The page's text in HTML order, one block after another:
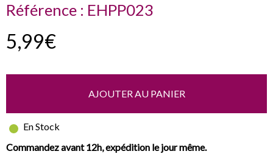
Référence : EHPP023
5,99€
AJOUTER AU PANIER
En Stock
Commandez avant 12h, expédition le jour même.